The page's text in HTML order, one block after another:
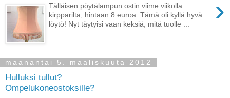
›
Tälläisen pöytälampun ostin viime viikolla
kirpparilta, hintaan 8 euroa. Tämä oli kyllä hyvä
löytö! Nyt täytyisi vaan keksiä, mitä tuolle ...
maanantai 5. maaliskuuta 2012
Hulluksi tullut?
Ompelukoneostoksille?